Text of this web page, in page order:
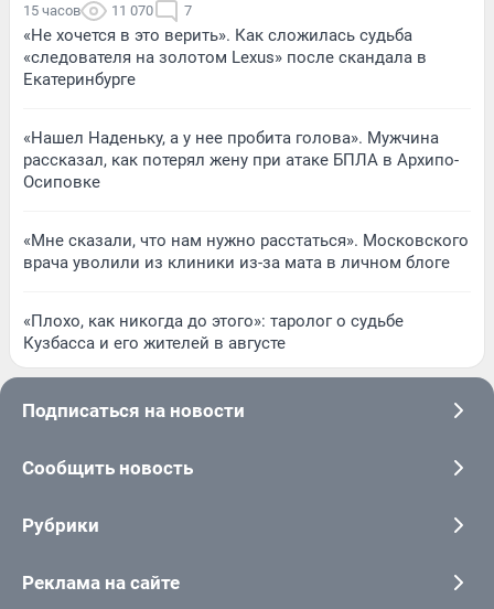
15 часов 11 070 7
«Не хочется в это верить». Как сложилась судьба
«следователя на золотом Lexus» после скандала в
Екатеринбурге
«Нашел Наденьку, а у нее пробита голова». Мужчина
рассказал, как потерял жену при атаке БПЛА в Архипо-
Осиповке
«Мне сказали, что нам нужно расстаться». Московского
врача уволили из клиники из-за мата в личном блоге
«Плохо, как никогда до этого»: таролог о судьбе
Кузбасса и его жителей в августе
Подписаться на новости
Сообщить новость
Рубрики
Реклама на сайте